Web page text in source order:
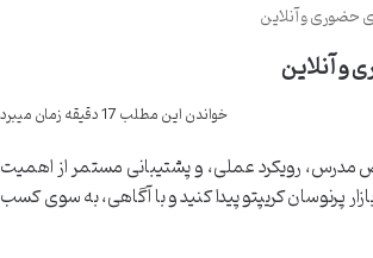
حضوری و آنلاین
و آنلاین
خواندن این مطلب 17 دقیقه زمان میبرد
مدرس، رویکرد عملی، و پشتیبانی مستمر از اهمیت
پرنوسان کریپتو پیدا کنید و با آگاهی، به سوی کسب